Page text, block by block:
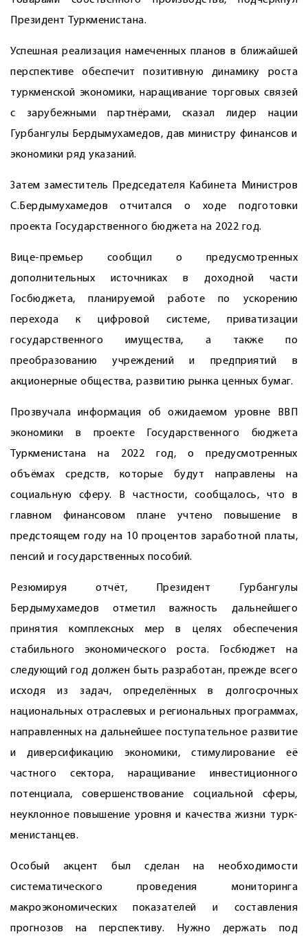
Президент Туркменистана.
Успешная реализация намеченных планов в ближайшей
перспективе обеспечит позитивную динамику роста
туркменской экономики, наращивание торговых связей
с зарубежными партнёрами, сказал ­лидер нации
Гурбангулы Бердымухамедов, дав министру финансов и
экономики ряд указаний.
Затем заместитель Председателя Кабинета Министров
С.Бердымухамедов отчитался о ходе подготовки
проекта Государственного бюджета на 2022 год.
Вице-премьер сообщил о предусмотренных
дополнительных источниках в доходной части
Госбюджета, планируемой работе по ускорению
перехода к цифровой системе, приватизации
государственного имущества, а также по
преобразованию учреждений и предприятий в
акционерные общества, развитию рынка ценных бумаг.
Прозвучала информация об ожидаемом уровне ВВП
экономики в проекте Государственного бюджета
Туркменистана на 2022 год, о предусмотренных
объёмах средств, которые будут направлены на
социальную сферу. В частности, сообщалось, что в
главном финансовом плане учтено повышение в
предстоящем году на 10 процентов заработной платы,
пенсий и государственных пособий.
Резюмируя отчёт, Президент Гурбангулы
Бердымухамедов отметил важность дальнейшего
принятия комплексных мер в целях обеспечения
стабильного экономического роста. Госбюджет на
следующий год должен быть разработан, прежде всего
исходя из задач, определённых в долгосрочных
национальных отраслевых и региональных программах,
направленных на дальнейшее поступательное развитие
и диверсификацию экономики, стимулирование её
частного сектора, наращивание инвестиционного
потенциала, совершенствование социальной сферы,
неуклонное повышение уровня и качества жизни турк­
менистанцев.
Особый акцент был сделан на необходимости
систематического проведения мониторинга
макроэкономических показателей и составления
прогнозов на перспективу. Нужно держать под